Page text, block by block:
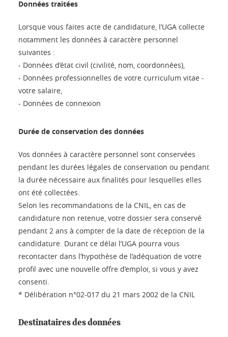
Données traitées
Lorsque vous faites acte de candidature, l’UGA collecte
notamment les données à caractère personnel
suivantes :
- Données d’état civil (civilité, nom, coordonnées),
- Données professionnelles de votre curriculum vitae -
votre salaire,
- Données de connexion
Durée de conservation des données
Vos données à caractère personnel sont conservées
pendant les durées légales de conservation ou pendant
la durée nécessaire aux finalités pour lesquelles elles
ont été collectées.
Selon les recommandations de la CNIL, en cas de
candidature non retenue, votre dossier sera conservé
pendant 2 ans à compter de la date de réception de la
candidature. Durant ce délai l’UGA pourra vous
recontacter dans l’hypothèse de l’adéquation de votre
profil avec une nouvelle offre d’emploi, si vous y avez
consenti.
* Délibération n°02-017 du 21 mars 2002 de la CNIL
Destinataires des données